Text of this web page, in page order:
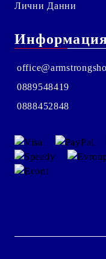
Лични Данни
0889548419
0888452848